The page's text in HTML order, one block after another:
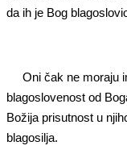
da ih je Bog
Oni čak ne moraju
blagoslovenost od
Božija prisutnost u
blagosilja.